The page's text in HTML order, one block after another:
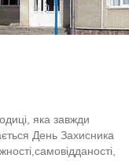
яка завжди
День Захисника